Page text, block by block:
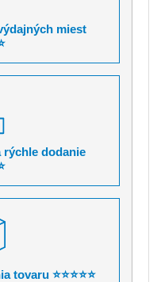
miest
rýchle dodanie
⭐⭐⭐⭐⭐